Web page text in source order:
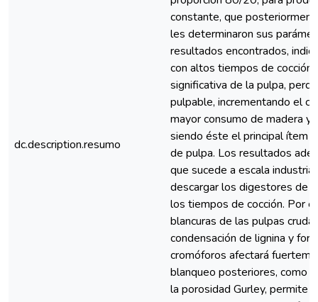
dc.description.resumo
constante, que
les determinaron sus
resultados encontrados,
con altos tiempos de cocción,
significativa de la pulpa,
pulpable, incrementando el
mayor consumo de madera y
siendo éste el principal ítem
de pulpa. Los resultados
que sucede a escala
descargar los digestores de
los tiempos de cocción. Por
blancuras de las pulpas
condensación de lignina y
cromóforos afectará
blanqueo posteriores, como
la porosidad Gurley, permite